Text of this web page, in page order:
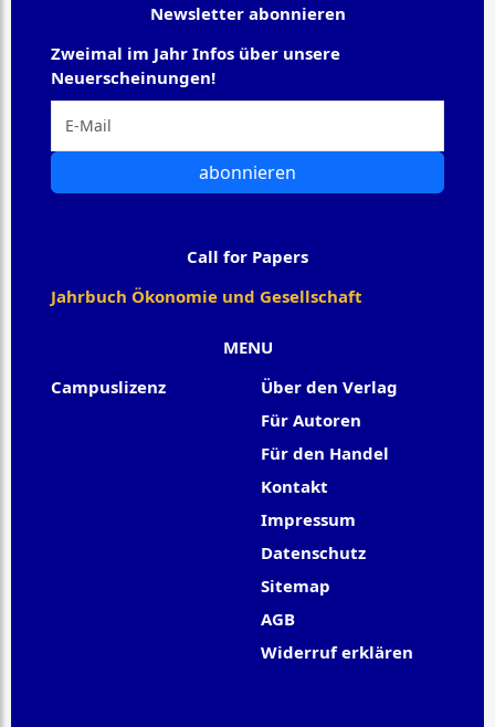
MENU
Campuslizenz
Über den Verlag
Für Autoren
Für den Handel
Kontakt
Impressum
Datenschutz
Sitemap
AGB
Widerruf erklären
Newsletter abonnieren
Zweimal im Jahr Infos über unsere
Neuerscheinungen!
abonnieren
Call for Papers
Jahrbuch Ökonomie und Gesellschaft